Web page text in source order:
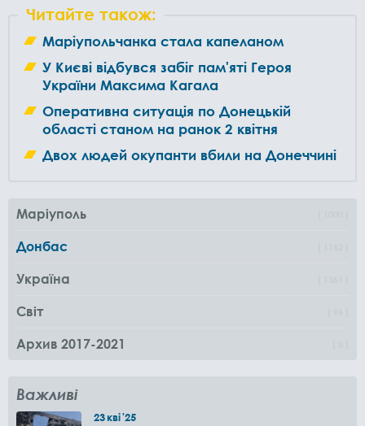
Читайте також:
Маріупольчанка стала капеланом
У Києві відбувся забіг пам'яті Героя
України Максима Кагала
Оперативна ситуація по Донецькій
області станом на ранок 2 квітня
Двох людей окупанти вбили на Донеччині
Маріуполь
Донбас
Україна
Світ
Архив 2017-2021
Важливі
23кві'25